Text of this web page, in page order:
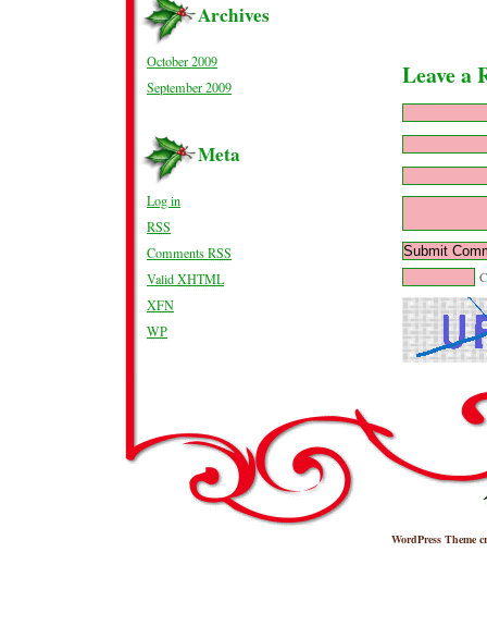
Leave a
Archives
October 2009
September 2009
Meta
Log in
RSS
CommentsRSS
ValidXHTML
XFN
WP
WordPress Theme